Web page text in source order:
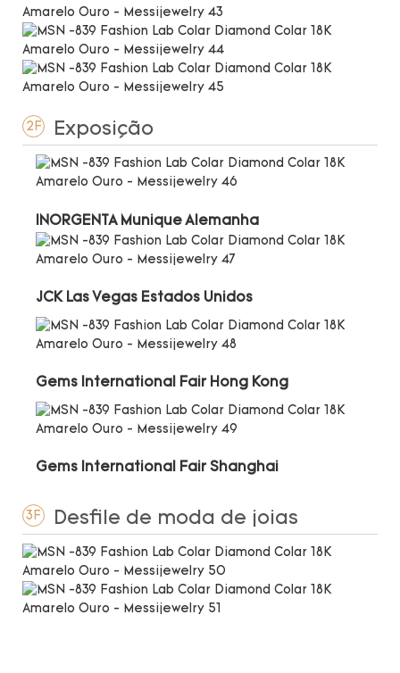
2F Exposição
INORGENTA Munique Alemanha
JCK Las Vegas Estados Unidos
Gems International Fair Hong Kong
Gems International Fair Shanghai
3F Desfile de moda de joias